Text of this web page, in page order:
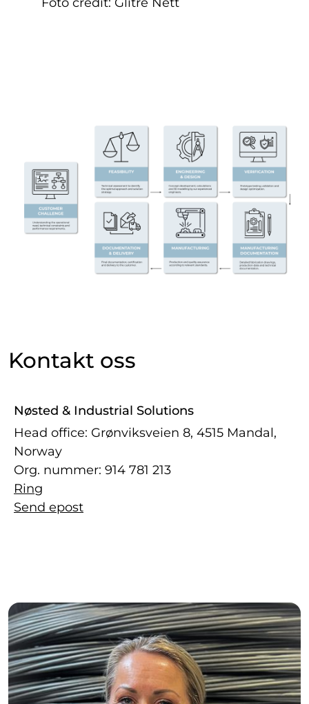
Kontakt oss
Nøsted & Industrial Solutions
Head office: Grønviksveien 8, 4515 Mandal,
Norway
Org. nummer: 914 781 213
Ring
Send epost